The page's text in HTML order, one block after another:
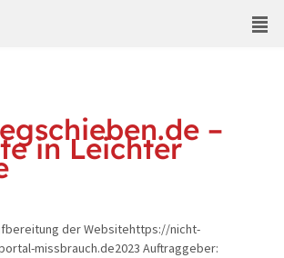
–
in Leichter
der Websitehttps://nicht-
missbrauch.de2023 Auftraggeber: